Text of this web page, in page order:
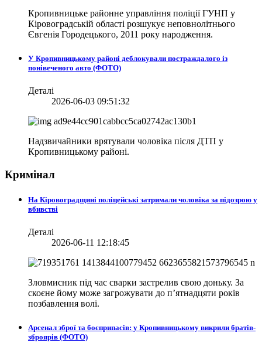
Кропивницьке районне управління поліції ГУНП у
Кіровоградській області розшукує неповнолітнього
Євгенія Городецького, 2011 року народження.
У Кропивницькому районі деблокували постраждалого із
понівеченого авто (ФОТО)
Деталі
2026-06-03 09:51:32
Надзвичайники врятували чоловіка після ДТП у
Кропивницькому районі.
Кримінал
На Кіровоградщині поліцейські затримали чоловіка за підозрою у
вбивстві
Деталі
2026-06-11 12:18:45
Зловмисник під час сварки застрелив свою доньку. За
скоєне йому може загрожувати до п’ятнадцяти років
позбавлення волі.
Арсенал зброї та боєприпасів: у Кропивницькому викрили братів-
зброярів (ФОТО)